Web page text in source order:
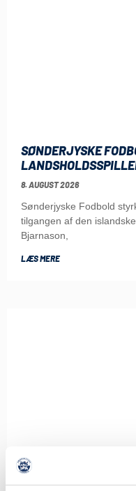
SØNDERJYSKE
8. AUGUST 2026
Sønderjyske Fodbold
tilgangen af den
Bjarnason,
LÆS MERE